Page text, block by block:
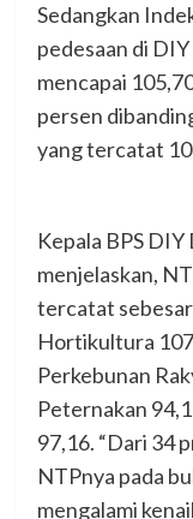
Sedangkan
pedesaan di
mencapai
persen
yang tercatat
Kepala BPS
menjelaskan,
tercatat
Hortikultura
Perkebunan
Peternakan
97,16. “Dari 34
NTPnya pada
mengalami